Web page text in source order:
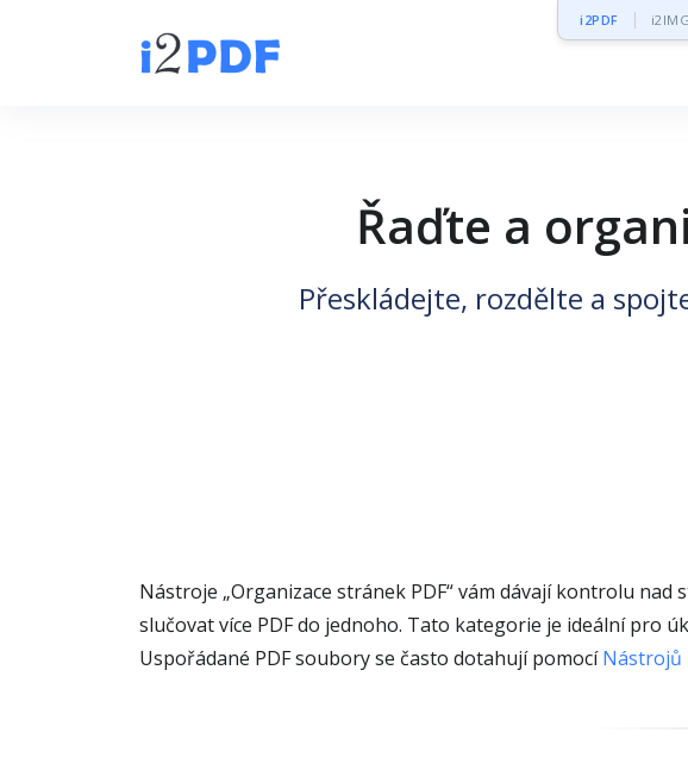
i2PDF i2IMG
Řaďte a
Přeskládejte, rozdělte a
Nástroje „Organizace stránek PDF“ vám dávají kontrolu
slučovat více PDF do jednoho. Tato kategorie je ideální pro
Uspořádané PDF soubory se často dotahují pomocíNástrojů